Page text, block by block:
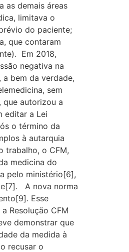
as demais áreas
limitava o
do paciente;
que contaram
Em 2018,
negativa na
bem da verdade,
sem
que autorizou a
editar a Lei
o término da
à autarquia
trabalho, o CFM,
medicina do
pelo ministério[6],
A nova norma
Esse
Resolução CFM
demonstrar que
da medida à
recusar o